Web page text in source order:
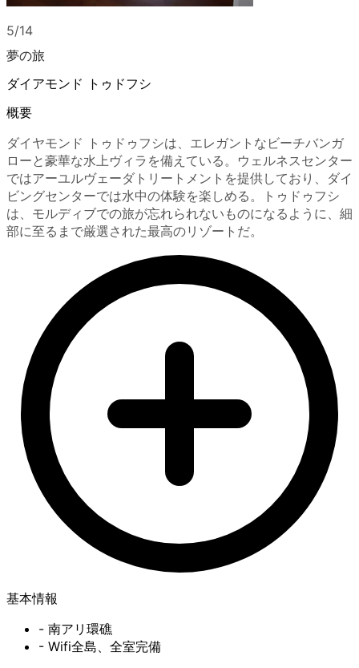
5/14
夢の旅
ダイアモンド トゥドフシ
概要
ダイヤモンド トゥドゥフシは、エレガントなビーチバンガ
ローと豪華な水上ヴィラを備えている。ウェルネスセンター
ではアーユルヴェーダトリートメントを提供しており、ダイ
ビングセンターでは水中の体験を楽しめる。トゥドゥフシ
は、モルディブでの旅が忘れられないものになるように、細
部に至るまで厳選された最高のリゾートだ。
基本情報
- 南アリ環礁
- Wifi全島、全室完備